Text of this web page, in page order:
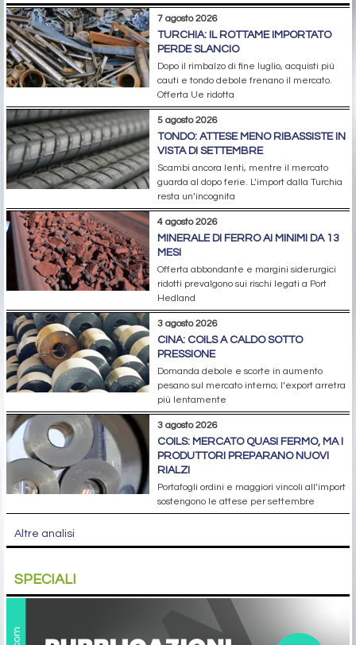
7 agosto 2026
TURCHIA: IL ROTTAME IMPORTATO
PERDE SLANCIO
Dopo il rimbalzo di fine luglio, acquisti più
cauti e tondo debole frenano il mercato.
Offerta Ue ridotta
5 agosto 2026
TONDO: ATTESE MENO RIBASSISTE IN
VISTA DI SETTEMBRE
Scambi ancora lenti, mentre il mercato
guarda al dopo ferie. L’import dalla Turchia
resta un’incognita
4 agosto 2026
MINERALE DI FERRO AI MINIMI DA 13
MESI
Offerta abbondante e margini siderurgici
ridotti prevalgono sui rischi legati a Port
Hedland
3 agosto 2026
CINA: COILS A CALDO SOTTO
PRESSIONE
Domanda debole e scorte in aumento
pesano sul mercato interno; l’export arretra
più lentamente
3 agosto 2026
COILS: MERCATO QUASI FERMO, MA I
PRODUTTORI PREPARANO NUOVI
RIALZI
Portafogli ordini e maggiori vincoli all’import
sostengono le attese per settembre
Altre analisi
SPECIALI